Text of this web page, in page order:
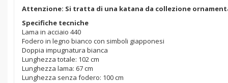
Attenzione: Si tratta di una katana da collezione
Specifiche tecniche
Lama in acciaio 440
Fodero in legno bianco con simboli giapponesi
Doppia impugnatura bianca
Lunghezza totale: 102 cm
Lunghezza lama: 67 cm
Lunghezza senza fodero: 100 cm